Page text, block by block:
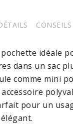
pochette idéale
dans un sac
comme mini
pour un